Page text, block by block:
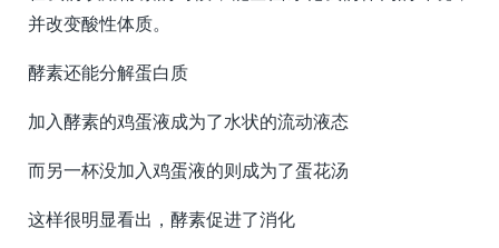
并改变酸性体质。
酵素还能分解蛋白质
加入酵素的鸡蛋液成为了水状的流动液态
而另一杯没加入鸡蛋液的则成为了蛋花汤
这样很明显看出，酵素促进了消化